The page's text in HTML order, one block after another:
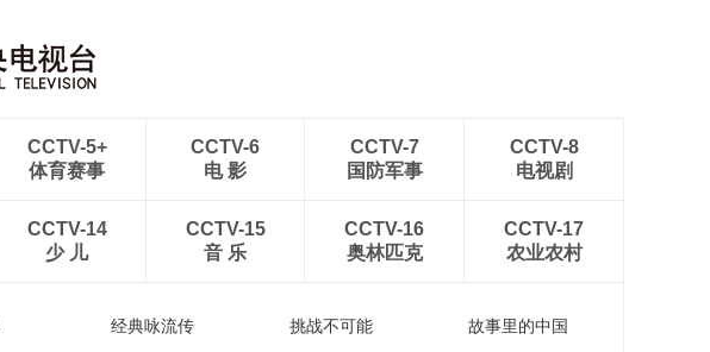
CCTV-5+
体育赛事
CCTV-6
电 影
CCTV-7
国防军事
CCTV-8
电视剧
CCTV-14
少 儿
CCTV-15
音 乐
CCTV-16
奥林匹克
CCTV-17
农业农村
经典咏流传 挑战不可能 故事里的中国